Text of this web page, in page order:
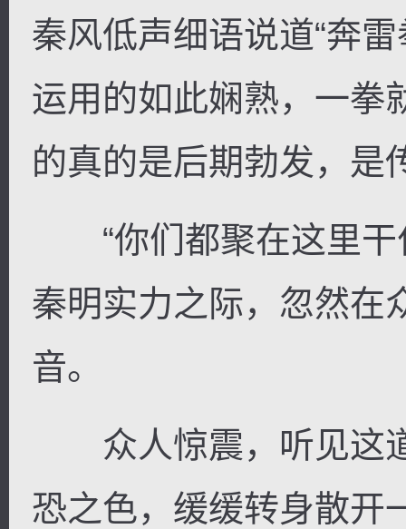
秦风低声细语说道“奔
运用的如此娴熟，一拳
的真的是后期勃发，是
“你们都聚在这里干
秦明实力之际，忽然在
音。
众人惊震，听见这
恐之色，缓缓转身散开